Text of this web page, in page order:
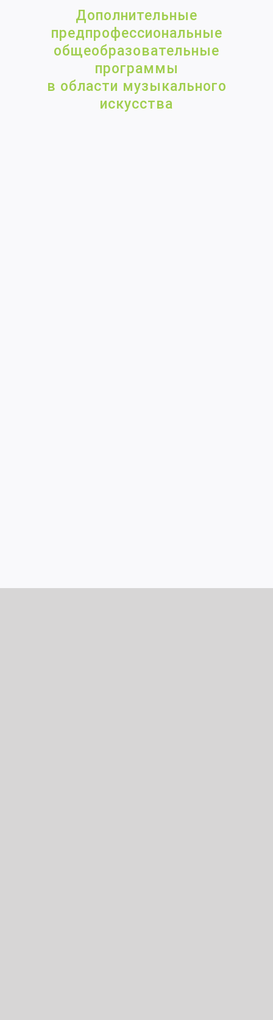
Дополнительные
предпрофессиональные
общеобразовательные
программы
в области музыкального
искусства